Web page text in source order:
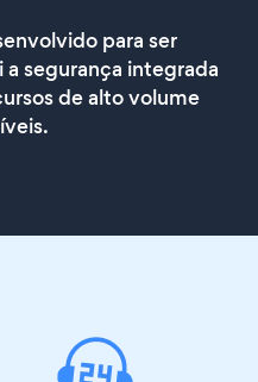
para ser
segurança integrada
de alto volume